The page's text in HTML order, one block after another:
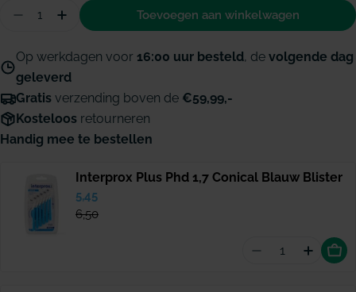
Hoeveelheid
Aantal verminderen voor Vitis Gingival
Hoeveelheid verhogen voor Vitis Gingival
Toevoegen aan winkelwagen
Op werkdagen voor 16:00 uur besteld, de volgende dag
geleverd
Gratis verzending boven de €59,99,-
Kosteloos retourneren
Handig mee te bestellen
Interprox Plus Phd 1,7 Conical Blauw Blister
Verkoopprijs
5,45
Normale
prijs
6,50
Aantal